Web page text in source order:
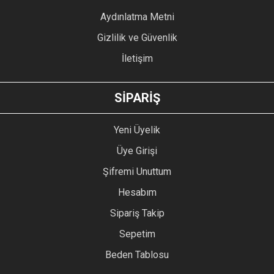
GÖNDER
Aydınlatma Metni
Gizlilik ve Güvenlik
İletişim
SİPARİŞ
Yeni Üyelik
Üye Girişi
Şifremi Unuttum
Hesabım
Sipariş Takip
Sepetim
Beden Tablosu